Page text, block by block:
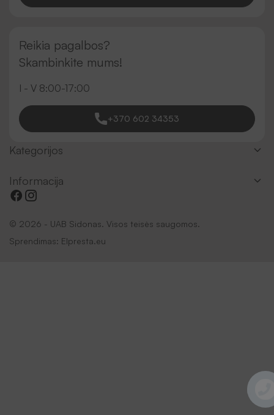
Reikia pagalbos?
Skambinkite mums!
I - V 8:00-17:00
+370 602 34353
Kategorijos
Informacija
© 2026 - UAB Sidonas. Visos teisės saugomos.
Sprendimas: Elpresta.eu